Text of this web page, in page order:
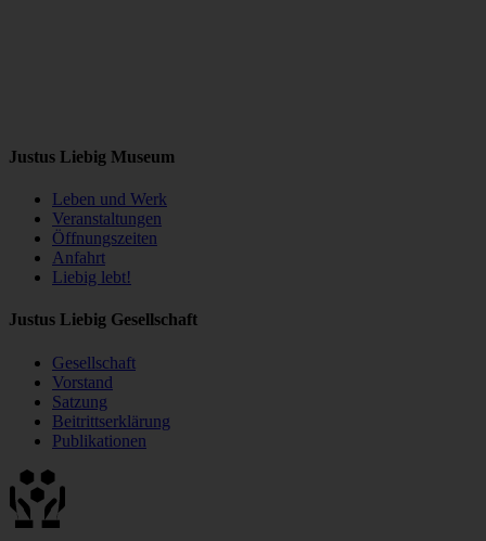
Justus Liebig Museum
Leben und Werk
Veranstaltungen
Öffnungszeiten
Anfahrt
Liebig lebt!
Justus Liebig Gesellschaft
Gesellschaft
Vorstand
Satzung
Beitrittserklärung
Publikationen